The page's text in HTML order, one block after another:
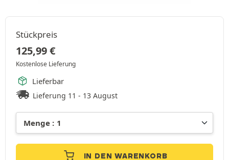
Stückpreis
125,99€
Kostenlose Lieferung
Lieferbar
Lieferung 11 - 13 August
IN DEN WARENKORB